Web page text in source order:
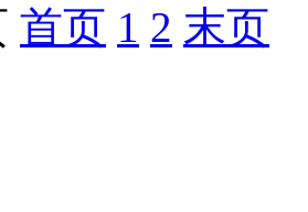
首页 1 2 末页